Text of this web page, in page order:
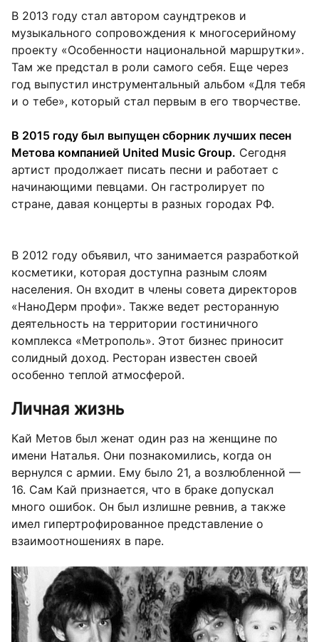
В 2013 году стал автором саундтреков и
музыкального сопровождения к многосерийному
проекту «Особенности национальной маршрутки».
Там же предстал в роли самого себя. Еще через
год выпустил инструментальный альбом «Для тебя
и о тебе», который стал первым в его творчестве.
В 2015 году был выпущен сборник лучших песен
Метова компанией United Music Group. Сегодня
артист продолжает писать песни и работает с
начинающими певцами. Он гастролирует по
стране, давая концерты в разных городах РФ.
В 2012 году объявил, что занимается разработкой
косметики, которая доступна разным слоям
населения. Он входит в члены совета директоров
«НаноДерм профи». Также ведет ресторанную
деятельность на территории гостиничного
комплекса «Метрополь». Этот бизнес приносит
солидный доход. Ресторан известен своей
особенно теплой атмосферой.
Личная жизнь
Кай Метов был женат один раз на женщине по
имени Наталья. Они познакомились, когда он
вернулся с армии. Ему было 21, а возлюбленной —
16. Сам Кай признается, что в браке допускал
много ошибок. Он был излишне ревнив, а также
имел гипертрофированное представление о
взаимоотношениях в паре.